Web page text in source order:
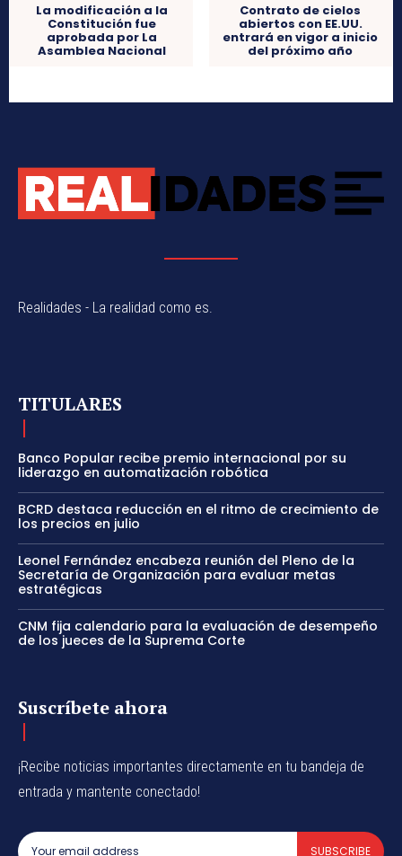
La modificación a la
Constitución fue
aprobada por La
Asamblea Nacional
Contrato de cielos
abiertos con EE.UU.
entrará en vigor a inicio
del próximo año
Realidades - La realidad como es.
TITULARES
Banco Popular recibe premio internacional por su
liderazgo en automatización robótica
BCRD destaca reducción en el ritmo de crecimiento de
los precios en julio
Leonel Fernández encabeza reunión del Pleno de la
Secretaría de Organización para evaluar metas
estratégicas
CNM fija calendario para la evaluación de desempeño
de los jueces de la Suprema Corte
Suscríbete ahora
¡Recibe noticias importantes directamente en tu bandeja de
entrada y mantente conectado!
SUBSCRIBE